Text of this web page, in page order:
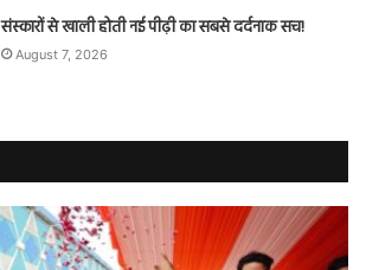
संस्कारों से खाली होती नई पीढ़ी का सबसे दर्दनाक सच!
August 7, 2026